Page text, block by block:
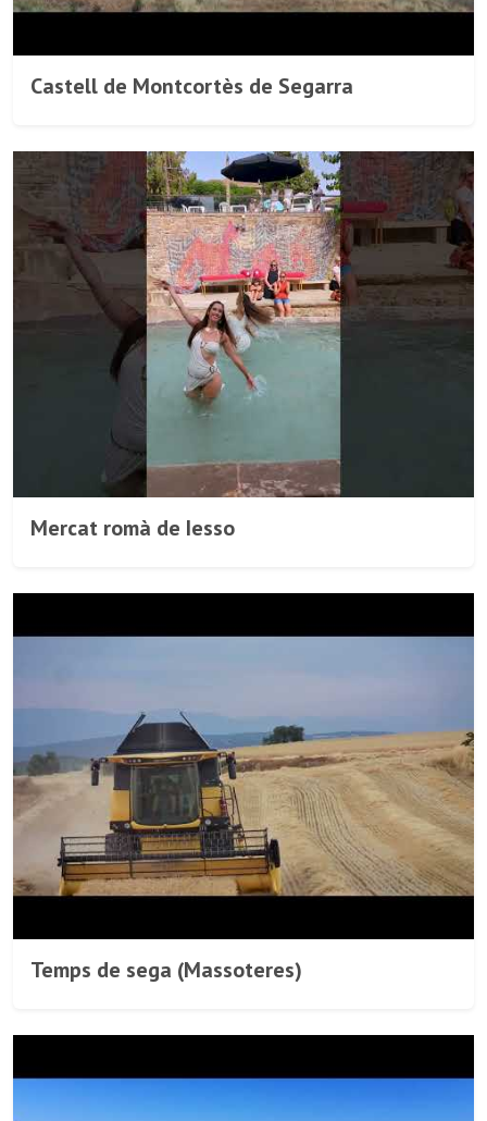
Castell de Montcortès de Segarra
Mercat romà de Iesso
Temps de sega (Massoteres)